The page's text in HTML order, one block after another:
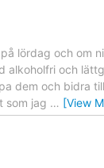
lördag och om
alkoholfri och
dem och bidra till
som jag … [View